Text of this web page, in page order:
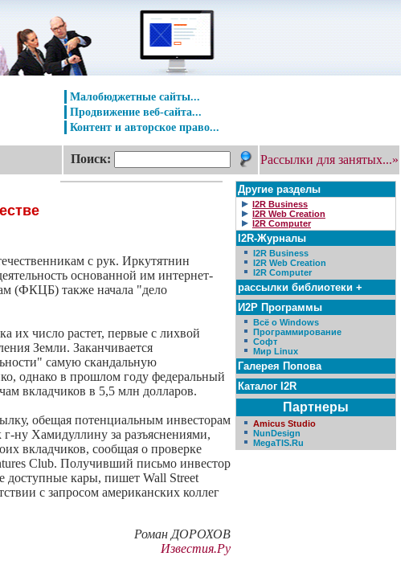
Малобюджетные сайты...
Продвижение веб-сайта...
Контент и авторское право...
Поиск: Рассылки для занятых...»
с рук. Иркутятнин
основанной им интернет-
(ФКЦБ) также начала "дело
их число растет, первые с лихвой
Земли. Заканчивается
самую скандальную
однако в прошлом году федеральный
вкладчиков в 5,5 млн долларов.
обещая потенциальным инвесторам
г-ну Хамидуллину за разъяснениями,
вкладчиков, сообщая о проверке
Club. Получивший письмо инвестор
доступные кары, пишет Wall Street
с запросом американских коллег
Роман ДОРОХОВ
Известия.Ру
Другие разделы
I2R Business
I2R Web Creation
I2R Computer
I2R-Журналы
I2R Business
I2R Web Creation
I2R Computer
рассылки библиотеки +
И2Р Программы
Всё о Windows
Программирование
Софт
Мир Linux
Галерея Попова
Каталог I2R
Партнеры
Amicus Studio
NunDesign
MegaTIS.Ru